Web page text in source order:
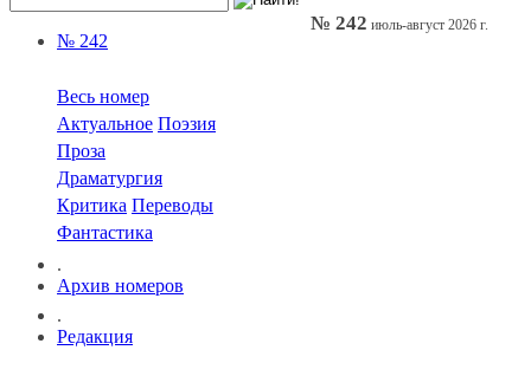
№ 242
Весь номер
Актуальное Поэзия
Проза
Драматургия
Критика Переводы
Фантастика
.
Архив номеров
.
Редакция
№ 242 июль-август 2026 г.